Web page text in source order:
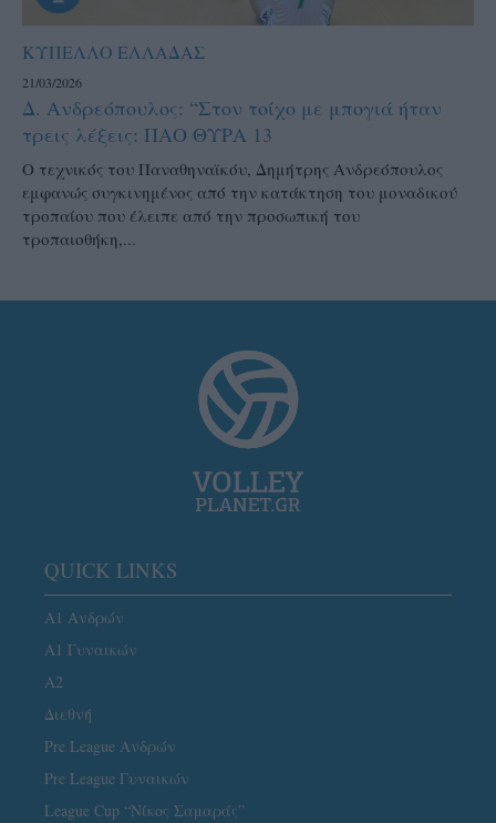
ΚΥΠΕΛΛΟ ΕΛΛΑΔΑΣ
21/03/2026
Δ. Ανδρεόπουλος: “Στον τοίχο με μπογιά ήταν
τρεις λέξεις: ΠΑΟ ΘΥΡΑ 13
Ο τεχνικός του Παναθηναϊκόυ, Δημήτρης Ανδρεόπουλος
εμφανώς συγκινημένος από την κατάκτηση του μοναδικού
τροπαίου που έλειπε από την προσωπική του
τροπαιοθήκη,...
QUICK LINKS
Α1 Ανδρών
Α1 Γυναικών
A2
Διεθνή
Pre League Ανδρών
Pre League Γυναικών
League Cup “Νίκος Σαμαράς”